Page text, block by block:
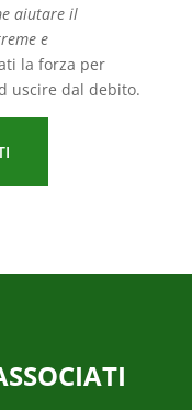
aiutare il
e
la forza per
uscire dal debito.